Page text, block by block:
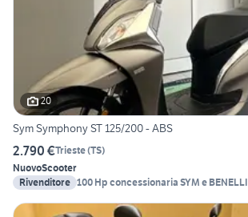
20
Sym Symphony ST 125/200 - ABS
2.790 €Trieste(TS)
NuovoScooter
Rivenditore 100 Hp concessionaria SYM e BENELLI